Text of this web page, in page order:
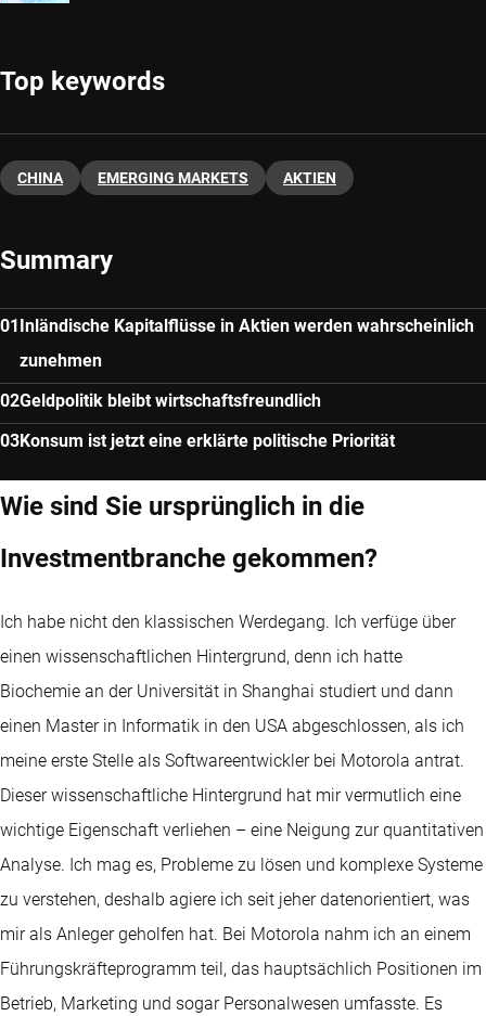
Top keywords
CHINA EMERGING MARKETS AKTIEN
Summary
Inländische Kapitalflüsse in Aktien werden wahrscheinlich
zunehmen
Geldpolitik bleibt wirtschaftsfreundlich
Konsum ist jetzt eine erklärte politische Priorität
Wie sind Sie ursprünglich in die
Investmentbranche gekommen?
Ich habe nicht den klassischen Werdegang. Ich verfüge über
einen wissenschaftlichen Hintergrund, denn ich hatte
Biochemie an der Universität in Shanghai studiert und dann
einen Master in Informatik in den USA abgeschlossen, als ich
meine erste Stelle als Softwareentwickler bei Motorola antrat.
Dieser wissenschaftliche Hintergrund hat mir vermutlich eine
wichtige Eigenschaft verliehen – eine Neigung zur quantitativen
Analyse. Ich mag es, Probleme zu lösen und komplexe Systeme
zu verstehen, deshalb agiere ich seit jeher datenorientiert, was
mir als Anleger geholfen hat. Bei Motorola nahm ich an einem
Führungskräfteprogramm teil, das hauptsächlich Positionen im
Betrieb, Marketing und sogar Personalwesen umfasste. Es